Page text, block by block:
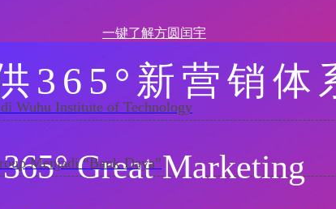
一键了解方圆闰宇
365°新营销体
365° Great Marketing
Wuhu Institute of Technology
Menjadi “Bank Daya”